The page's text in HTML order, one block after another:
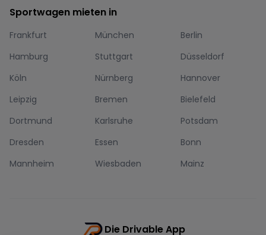
Sportwagen mieten in
Frankfurt München
Berlin
Hamburg
Stuttgart
Düsseldorf
Köln
Nürnberg
Hannover
Leipzig
Bremen
Bielefeld
Dortmund
Karlsruhe
Potsdam
Dresden
Essen
Bonn
Mannheim
Wiesbaden Mainz
Die Drivable App